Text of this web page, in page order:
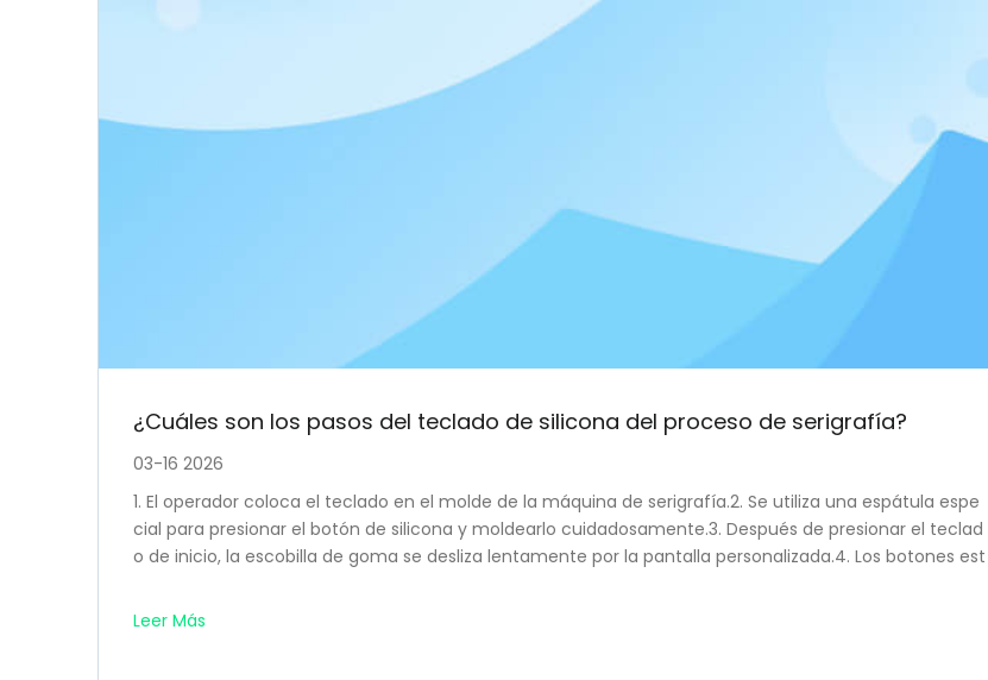
¿Cuáles son los pasos del teclado de silicona del proceso de serigrafía?
03-16 2026
1. El operador coloca el teclado en el molde de la máquina de serigrafía.2. Se utiliza una espátula espe
cial para presionar el botón de silicona y moldearlo cuidadosamente.3. Después de presionar el teclad
o de inicio, la escobilla de goma se desliza lentamente por la pantalla personalizada.4. Los botones est
Leer Más